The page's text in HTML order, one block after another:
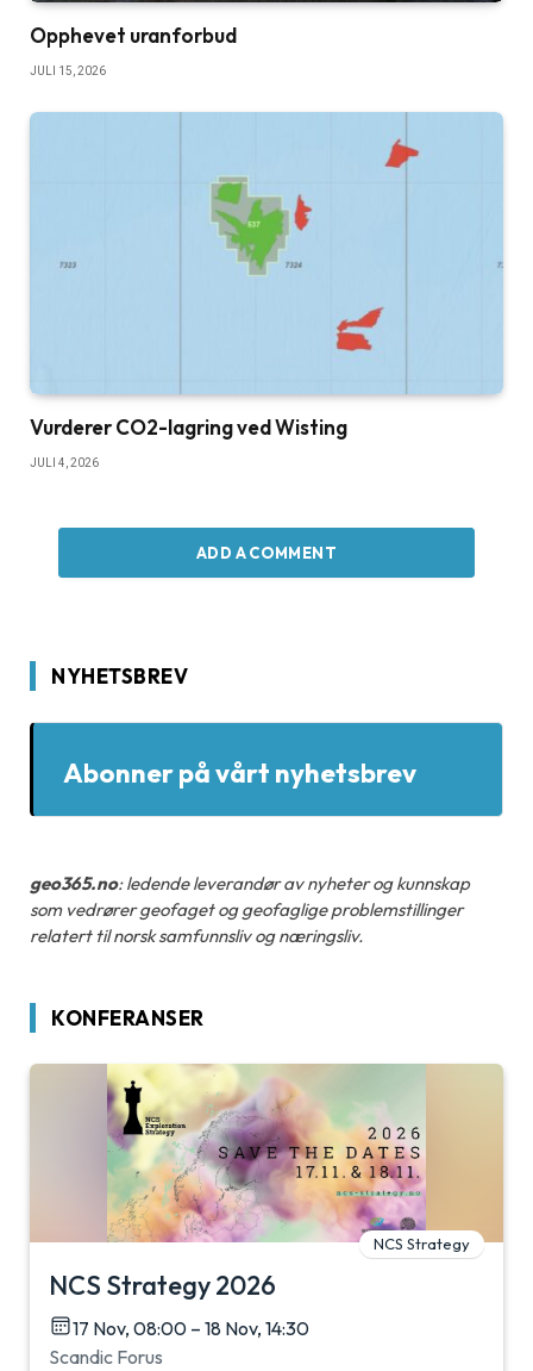
Opphevet uranforbud
JULI 15, 2026
Vurderer CO2-lagring ved Wisting
JULI 4, 2026
ADD A COMMENT
NYHETSBREV
Abonner på vårt nyhetsbrev
geo365.no: ledende leverandør av nyheter og kunnskap
som vedrører geofaget og geofaglige problemstillinger
relatert til norsk samfunnsliv og næringsliv.
KONFERANSER
NCS Strategy
NCS Strategy 2026
17 Nov, 08:00 – 18 Nov, 14:30
Scandic Forus